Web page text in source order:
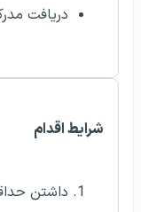
دریافت
شرایط اقدام
داشتن حداقل ۱۸